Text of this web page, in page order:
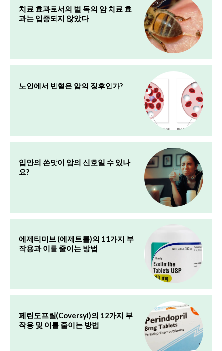
치료 효과로서의 벌 독의 암 치료 효
과는 입증되지 않았다
노인에서 빈혈은 암의 징후인가?
입안의 쓴맛이 암의 신호일 수 있나
요?
에제티미브 (에제트롤)의 11가지 부
작용과 이를 줄이는 방법
페린도프릴(Coversyl)의 12가지 부
작용 및 이를 줄이는 방법